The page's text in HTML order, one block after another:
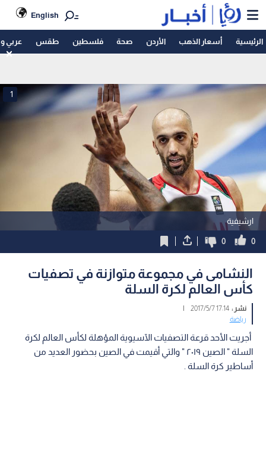
English
الرئيسية أسعار الذهب الأردن صحة فلسطين طقس عربي
ارشيفية
1
0
0
النشامى في مجموعة متوازنة في تصفيات
كأس العالم لكرة السلة
نشر :17:14 2017/5/7
|
رياضة
أجريت الأحد قرعة التصفيات الآسيوية المؤهلة لكأس العالم لكرة
السلة " الصين ٢٠١٩ " والتي أقيمت في الصين بحضور العديد من
أساطير كرة السلة .